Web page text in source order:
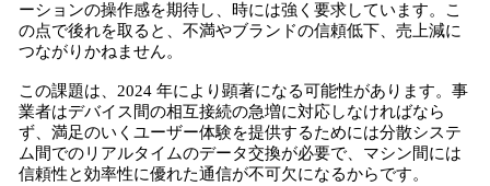
ーションの操作感を期待し、時には強く要求しています。こ
の点で後れを取ると、不満やブランドの信頼低下、売上減に
つながりかねません。
この課題は、2024 年により顕著になる可能性があります。事
業者はデバイス間の相互接続の急増に対応しなければなら
ず、満足のいくユーザー体験を提供するためには分散システ
ム間でのリアルタイムのデータ交換が必要で、マシン間には
信頼性と効率性に優れた通信が不可欠になるからです。